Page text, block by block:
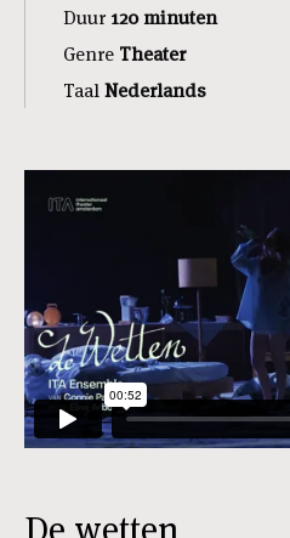
Duur 120 minuten
Genre Theater
Taal Nederlands
De wetten